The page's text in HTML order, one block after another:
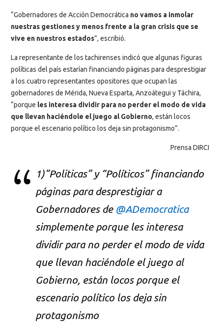
“Gobernadores de Acción Democrática no vamos a inmolar
nuestras gestiones y menos frente a la gran crisis que se
vive en nuestros estados”, escribió.
La representante de los tachirenses indicó que algunas figuras
políticas del país estarían financiando páginas para desprestigiar
a los cuatro representantes opositores que ocupan las
gobernadores de Mérida, Nueva Esparta, Anzoátegui y Táchira,
“porque les interesa dividir para no perder el modo de vida
que llevan haciéndole el juego al Gobierno, están locos
porque el escenario político los deja sin protagonismo”.
Prensa DIRCI
1)”Politicas” y “Políticos” financiando
páginas para desprestigiar a
Gobernadores de @ADemocratica
simplemente porque les interesa
dividir para no perder el modo de vida
que llevan haciéndole el juego al
Gobierno, están locos porque el
escenario político los deja sin
protagonismo